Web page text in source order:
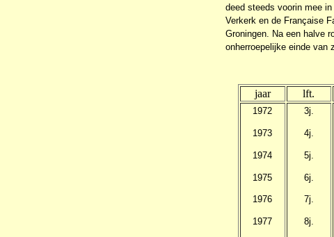
deed steeds voorin mee
Verkerk en de Française
Groningen. Na een halve
onherroepelijke einde van
jaar lft.
1972
1973
1974
1975
1976
1977
3j.
4j.
5j.
6j.
7j.
8j.